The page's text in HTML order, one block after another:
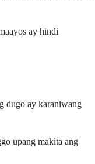
ay hindi
dugo ay karaniwang
upang makita ang